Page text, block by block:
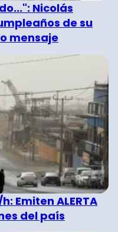
Nicolás
de su
mensaje
Emiten ALERTA
del país